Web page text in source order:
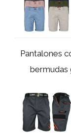
Pantalones
bermudas